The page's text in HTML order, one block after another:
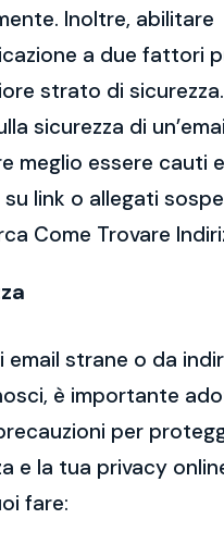
Inoltre, abilitare
a due fattori
strato di
sicurezza di
meglio essere cauti
link o allegati
Come Trovare
email strane o da
è importante
per
e la tua privacy
fare: